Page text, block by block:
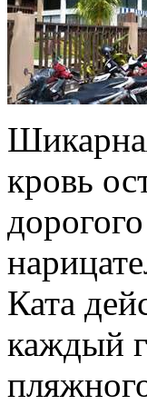
кровь
Ката
каждый